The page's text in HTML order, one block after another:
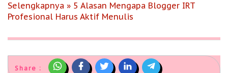
Selengkapnya » 5 Alasan Mengapa Blogger IRT
Profesional Harus Aktif Menulis
Share :